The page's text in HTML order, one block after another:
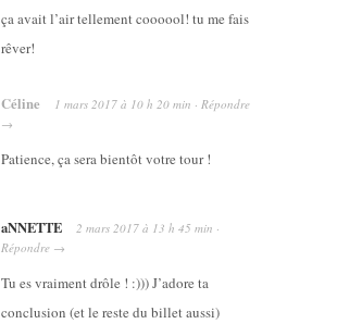
ça avait l’air tellement coooool! tu me fais
rêver!
Céline 1 mars 2017 à 10 h 20 min · Répondre
→
Patience, ça sera bientôt votre tour !
aNNETTE 2 mars 2017 à 13 h 45 min ·
Répondre →
Tu es vraiment drôle ! :))) J’adore ta
conclusion (et le reste du billet aussi)